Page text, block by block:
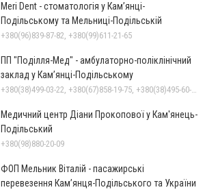
Meri Dent - стоматологія у Кам’янці-
Подільському та Мельниці-Подільській
+380(96)839-87-82, +380(99)611-21-65
ПП "Поділля-Мед" - амбулаторно-поліклінічний
заклад у Кам’янці-Подільському
+380(38)499-03-22, +380(67)858-19-75, +380(38)495-60-27
Медичний центр Діани Прокопової у Кам'янець-
Подільський
+380(98)880-20-09
ФОП Мельник Віталій - пасажирські
перевезення Кам’янця-Подільського та України